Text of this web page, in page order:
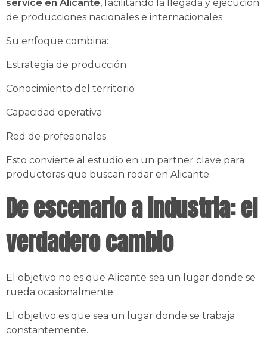
service en Alicante, facilitando la llegada y ejecución
de producciones nacionales e internacionales.
Su enfoque combina:
Estrategia de producción
Conocimiento del territorio
Capacidad operativa
Red de profesionales
Esto convierte al estudio en un partner clave para
productoras que buscan rodar en Alicante.
De escenario a industria: el
verdadero cambio
El objetivo no es que Alicante sea un lugar donde se
rueda ocasionalmente.
El objetivo es que sea un lugar donde se trabaja
constantemente.